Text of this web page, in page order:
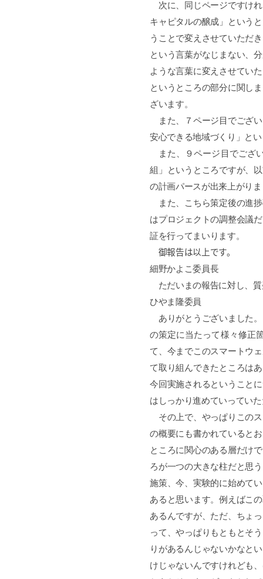
次に、同じページですけ
キャピタルの醸成」という
うことで変えさせていただ
という言葉がなじまない、
ような言葉に変えさせてい
というところの部分に関し
ざいます。
また、７ページ目でござ
安心できる地域づくり」と
また、９ページ目でござ
組」というところですが、
の計画パースが出来上がり
また、こちら策定後の進
はプロジェクトの調整会議
証を行ってまいります。
御報告は以上です。
細野かよこ委員長
ただいまの報告に対し、
ひやま隆委員
ありがとうございました
の策定に当たって様々修正
て、今までこのスマートウ
て取り組んできたところは
今回実施されるということ
はしっかり進めていってい
その上で、やっぱりこの
の概要にも書かれていると
ところに関心のある層だけ
ろが一つの大きな柱だと思
施策、今、実験的に始めて
あると思います。例えばこ
あるんですが、ただ、ちょ
って、やっぱりもともとそ
りがあるんじゃないかなと
けじゃないんですけれども